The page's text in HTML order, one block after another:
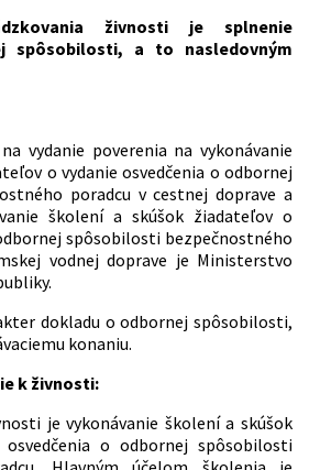
živnosti je splnenie
spôsobilosti, a to nasledovným
vydanie poverenia na vykonávanie
o vydanie osvedčenia o odbornej
poradcu v cestnej doprave a
školení a skúšok žiadateľov o
spôsobilosti bezpečnostného
vodnej doprave je Ministerstvo
dokladu o odbornej spôsobilosti,
konaniu.
k živnosti:
je vykonávanie školení a skúšok
o odbornej spôsobilosti